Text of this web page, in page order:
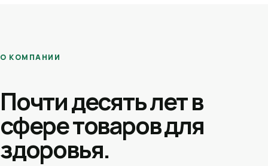
О КОМПАНИИ
Почти десять лет в
сфере товаров для
здоровья.